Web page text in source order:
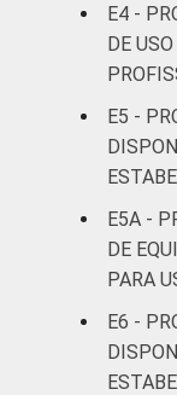
Base:
entre
"Não
ele
"Não
E4 -
DE
E5 -
E5A -
DE
PARA
E6 -